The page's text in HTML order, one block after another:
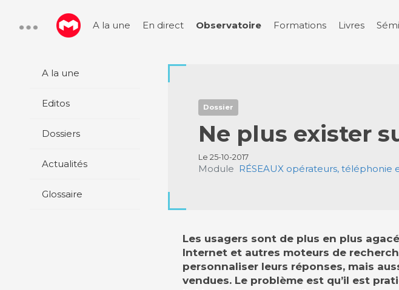
A la une En direct Observatoire Formations Livres
A la une
Editos
Dossiers
Actualités
Glossaire
Dossier
Ne plus exister
Le 25-10-2017
Module RÉSEAUX opérateurs, téléphonie
Les usagers sont de plus en plus
Internet et autres moteurs de
personnaliser leurs réponses, mais
vendues. Le problème est qu’il est